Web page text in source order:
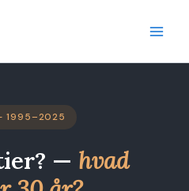
1995–2025
— hvad